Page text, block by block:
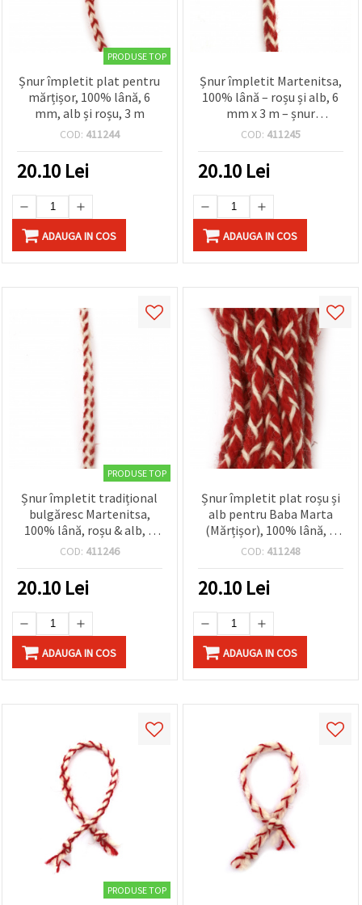
PRODUSE TOP
Șnur împletit plat pentru
mărțișor, 100% lână, 6
mm, alb și roșu, 3 m
COD: 411244
20.10 Lei
ADAUGA IN COS
Șnur împletit Martenitsa,
100% lână – roșu și alb, 6
mm x 3 m – șnur
tradițional bulgăresc
Marta, ciucuri și proiecte
DIY
COD: 411245
20.10 Lei
ADAUGA IN COS
PRODUSE TOP
Șnur împletit tradițional
bulgăresc Martenitsa,
100% lână, roșu & alb, 8
mm x 3 m – DIY pentru
mărțișor și proiecte craft
COD: 411246
20.10 Lei
ADAUGA IN COS
Șnur împletit plat roșu și
alb pentru Baba Marta
(Mărțișor), 100% lână, 8
mm, 3 m
COD: 411248
20.10 Lei
ADAUGA IN COS
PRODUSE TOP